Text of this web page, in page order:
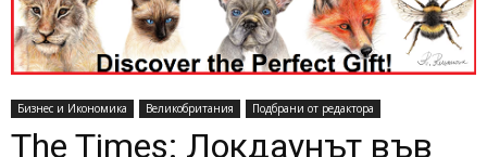
Бизнес и Икономика Великобритания Подбрани от редактора
The Times: Локдаунът във